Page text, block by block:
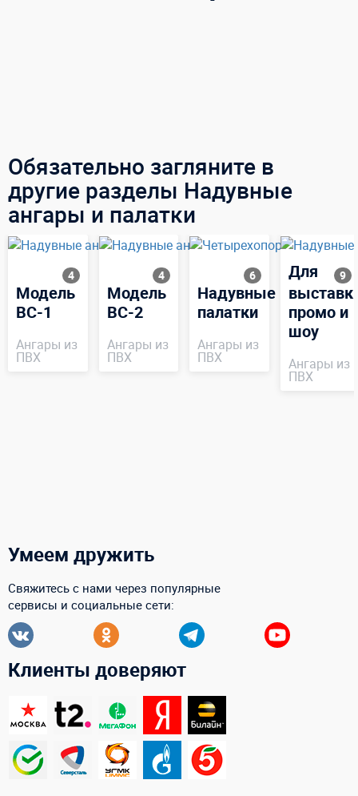
Обязательно загляните в
другие разделы Надувные
ангары и палатки
4
Модель
ВС-1
Ангары из
ПВХ
4
Модель
ВС-2
Ангары из
ПВХ
6
Надувные
палатки
Ангары из
ПВХ
9
Для
промо и
шоу
Ангары из
ПВХ
Умеем дружить
Свяжитесь с нами через популярные
сервисы и социальные сети:
Клиенты доверяют